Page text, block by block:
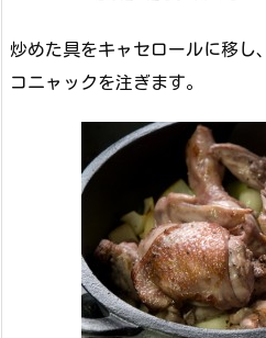
炒めた具をキャセロールに移し
コニャックを注ぎます。